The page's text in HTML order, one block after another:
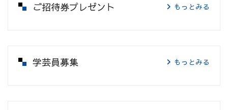
ご招待券プレゼント もっとみる
学芸員募集 もっとみる